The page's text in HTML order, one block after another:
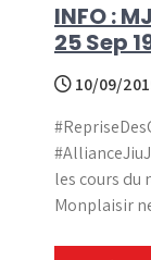
INFO :
25 Sep
10/09/
les cours du
Monplaisir